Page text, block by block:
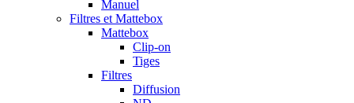
Manuel
Filtres et Mattebox
Mattebox
Clip-on
Tiges
Filtres
Diffusion